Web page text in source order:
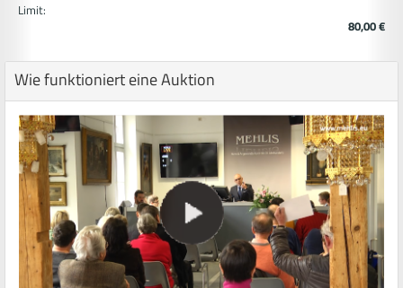
Limit:
80,00 €
Wie funktioniert eine Auktion